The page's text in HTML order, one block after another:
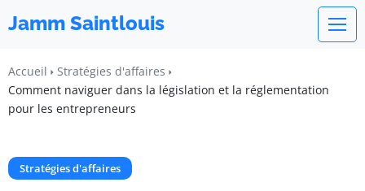
Jamm Saintlouis
Accueil
Stratégies d'affaires
Comment naviguer dans la législation et la réglementation
pour les entrepreneurs
Stratégies d'affaires